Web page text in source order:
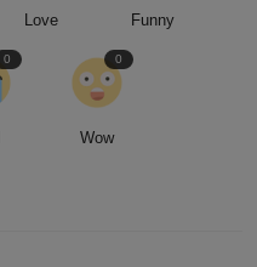
Love Funny
0
Wow
0